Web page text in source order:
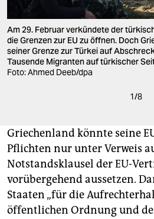
Am 29. Februar verkündete der
die Grenzen zur EU zu öffnen. Doch
seiner Grenze zur Türkei auf
Tausende Migranten auf türkischer
Foto: Ahmed Deeb/dpa
1/8
Griechenland könnte seine
Pflichten nur unter Verweis
Notstandsklausel der EU-
vorübergehend aussetzen.
Staaten „für die
öffentlichen Ordnung und